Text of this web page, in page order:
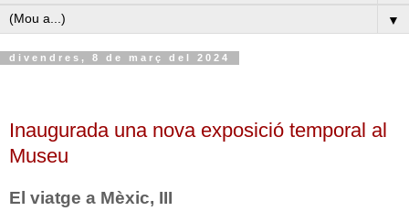
▼
divendres, 8 de març del 2024
Inaugurada una nova exposició temporal al
Museu
El viatge a Mèxic, III